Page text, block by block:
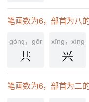
笔画数为6，部首为八
gòng，gōng
共
xīng，xìng
兴
笔画数为6，部首为二